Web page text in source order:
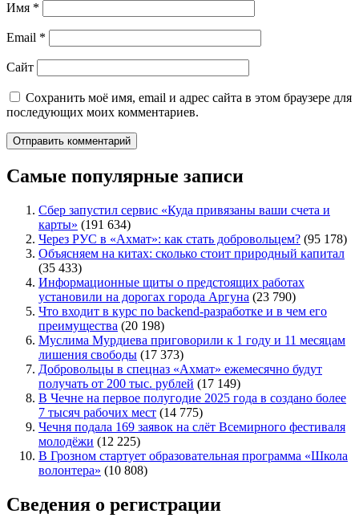
Имя *
Email *
Сайт
Сохранить моё имя, email и адрес сайта в этом браузере для
последующих моих комментариев.
Самые популярные записи
Сбер запустил сервис «Куда привязаны ваши счета и
карты» (191 634)
Через РУС в «Ахмат»: как стать добровольцем? (95 178)
Объясняем на китах: сколько стоит природный капитал
(35 433)
Информационные щиты о предстоящих работах
установили на дорогах города Аргуна (23 790)
Что входит в курс по backend-разработке и в чем его
преимущества (20 198)
Муслима Мурдиева приговорили к 1 году и 11 месяцам
лишения свободы (17 373)
Добровольцы в спецназ «Ахмат» ежемесячно будут
получать от 200 тыс. рублей (17 149)
В Чечне на первое полугодие 2025 года в создано более
7 тысяч рабочих мест (14 775)
Чечня подала 169 заявок на слёт Всемирного фестиваля
молодёжи (12 225)
В Грозном стартует образовательная программа «Школа
волонтера» (10 808)
Сведения о регистрации